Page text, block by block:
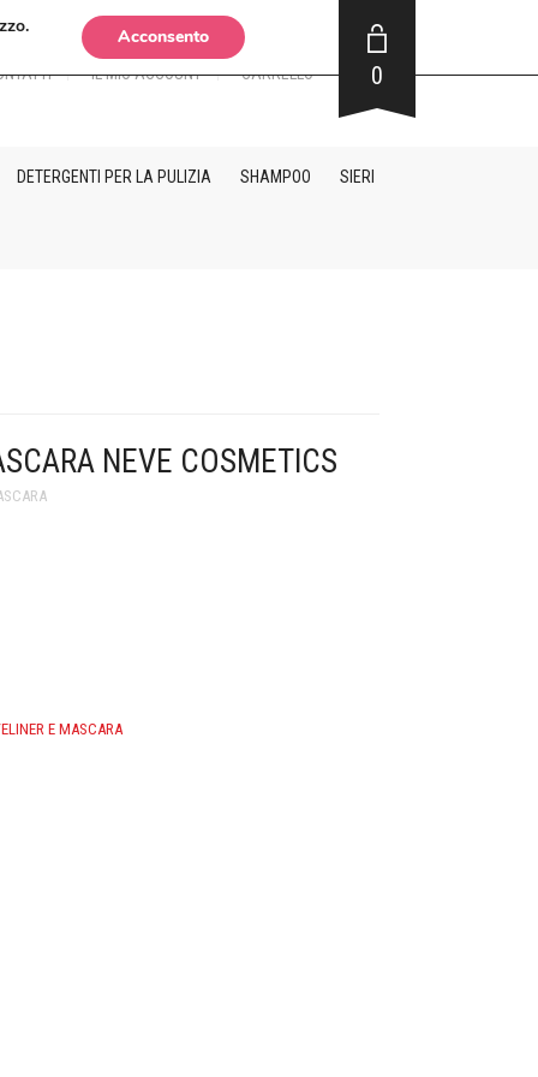
IL MIO ACCOUNT CARRELLO 0
DETERGENTI PER LA PULIZIA SHAMPOO SIERI
NEVE COSMETICS
E MASCARA
Acconsento